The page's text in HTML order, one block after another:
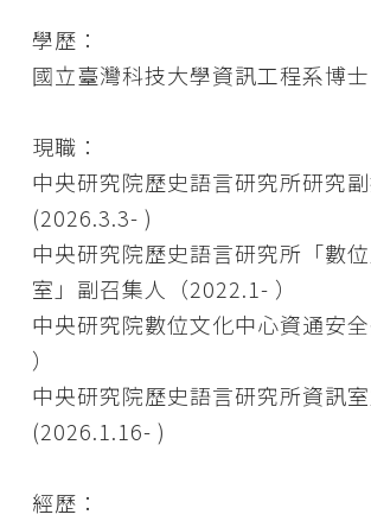
學歷：
國立臺灣科技大學資訊工程系博
現職：
中央研究院歷史語言研究所研究
(2026.3.3- )
中央研究院歷史語言研究所「數
室」副召集人（2022.1- ）
中央研究院數位文化中心資通安
）
中央研究院歷史語言研究所資訊
(2026.1.16- )
經歷：